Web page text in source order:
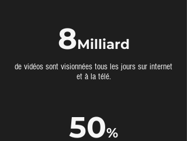
8Milliard
de vidéos sont visionnées tous les jours sur internet
et à la télé.
50%